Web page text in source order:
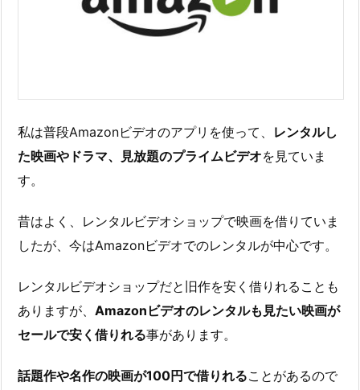
私は普段Amazonビデオのアプリを使って、 レンタルし
た映画やドラマ、見放題のプライムビデオを見ていま
す。
昔はよく、レンタルビデオショップで映画を借りていま
したが、今はAmazonビデオでのレンタルが中心です。
レンタルビデオショップだと旧作を安く借りれることも
ありますが、 Amazonビデオのレンタルも見たい映画が
セールで安く借りれる事があります。
話題作や名作の映画が100円で借りれることがあるので